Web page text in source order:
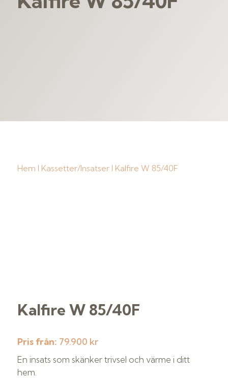
Hem I Kassetter/InsatserI Kalfire W 85/40F
Kalfire W 85/40F
Pris från: 79.900 kr
En insats som skänker trivsel och värme i ditt
hem.